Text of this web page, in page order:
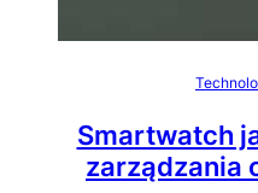
Smartwatch
zarządzania